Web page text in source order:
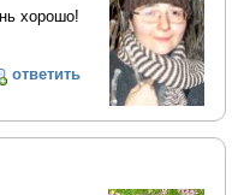
хорошо!
ответить